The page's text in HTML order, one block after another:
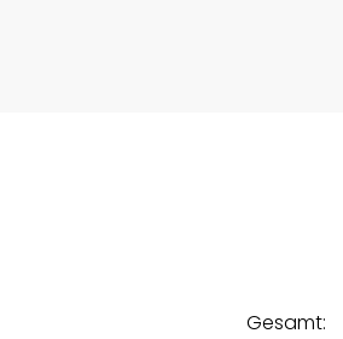
Gesamt: